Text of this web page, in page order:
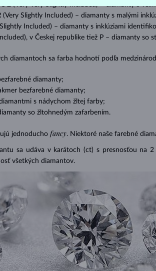
2 (Very Very Slightly Included) – diamanty s
(Very Slightly Included) – diamanty s malými
Included) – diamanty s inklúziami
v Českej republike tiež P – diamanty so
diamantoch sa farba hodnotí podľa
diamanty;
bezfarebné diamanty;
s nádychom žltej farby;
so žltohnedým zafarbením.
jednoducho fancy. Niektoré naše farebné
sa udáva v karátoch (ct) s presnosťou na
všetkých diamantov.